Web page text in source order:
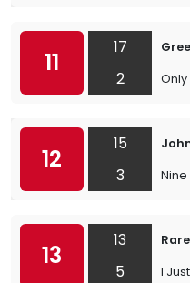
11
17
2
Only
12
15
3
Nine
13
13
5
I